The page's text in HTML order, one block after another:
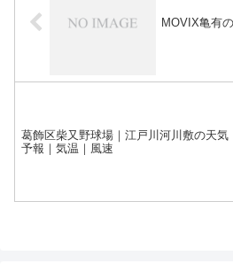
MOVIX亀有
葛飾区柴又野球場｜江戸川河川敷の天気
予報｜気温｜風速